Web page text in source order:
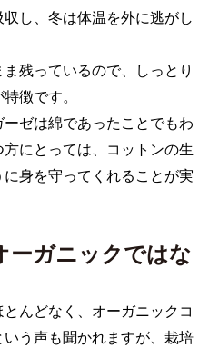
し、冬は体温を外に逃がし
残っているので、しっとり
徴です。
ゼは綿であったことでもわ
にとっては、コットンの生
身を守ってくれることが実
ーガニックではな
とんどなく、オーガニックコ
う声も聞かれますが、栽培